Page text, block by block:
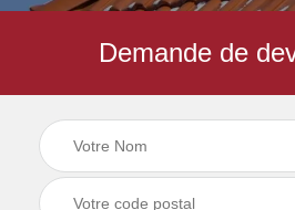
Demande de